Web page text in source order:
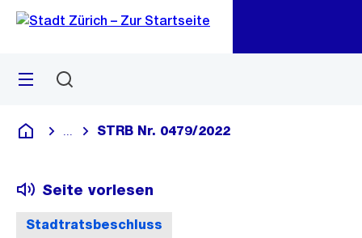
Navigation
Sprunglink
Menü
Deutsch
Blende alle Breadcrumbs ein
STRB Nr. 0479/2022
Stadtratsbeschluss
Seite vorlesen